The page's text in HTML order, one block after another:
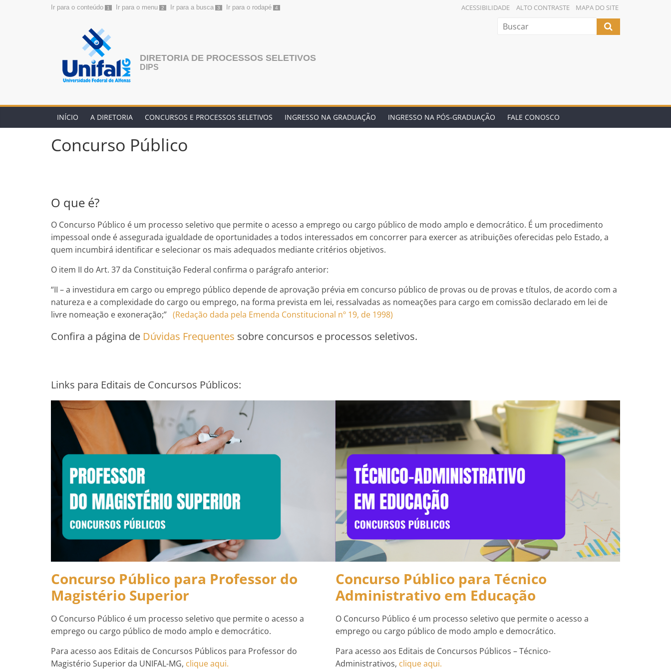
Ir para o conteúdo 1 Ir para o menu 2 Ir para a busca 3 Ir para o rodapé 4 ACESSIBILIDADE ALTO CONTRASTE MAPA DO SITE
DIRETORIA DE PROCESSOS SELETIVOS
DIPS
INÍCIO A DIRETORIA CONCURSOS E PROCESSOS SELETIVOS INGRESSO NA GRADUAÇÃO INGRESSO NA PÓS-GRADUAÇÃO FALE CONOSCO
Concurso Público
O que é?
O Concurso Público é um processo seletivo que permite o acesso a emprego ou cargo público de modo amplo e democrático. É um procedimento
impessoal onde é assegurada igualdade de oportunidades a todos interessados em concorrer para exercer as atribuições oferecidas pelo Estado, a
quem incumbirá identificar e selecionar os mais adequados mediante critérios objetivos.
O item II do Art. 37 da Constituição Federal confirma o parágrafo anterior:
“II – a investidura em cargo ou emprego público depende de aprovação prévia em concurso público de provas ou de provas e títulos, de acordo com a
natureza e a complexidade do cargo ou emprego, na forma prevista em lei, ressalvadas as nomeações para cargo em comissão declarado em lei de
livre nomeação e exoneração;” (Redação dada pela Emenda Constitucional nº 19, de 1998)
Confira a página de Dúvidas Frequentes sobre concursos e processos seletivos.
Links para Editais de Concursos Públicos:
Concurso Público para Professor do
Magistério Superior
O Concurso Público é um processo seletivo que permite o acesso a
emprego ou cargo público de modo amplo e democrático.
Para acesso aos Editais de Concursos Públicos para Professor do
Magistério Superior da UNIFAL-MG, clique aqui.
Concurso Público para Técnico
Administrativo em Educação
O Concurso Público é um processo seletivo que permite o acesso a
emprego ou cargo público de modo amplo e democrático.
Para acesso aos Editais de Concursos Públicos – Técnico-
Administrativos, clique aqui.